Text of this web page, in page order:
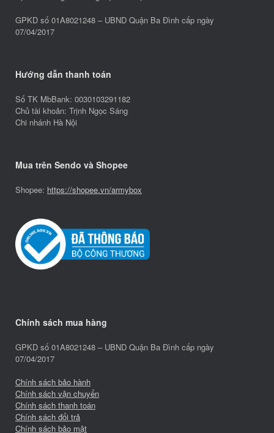
GPKD số 01A8021248 – UBND Quận Ba Đình cấp ngày
07/04/2017
Hướng dẫn thanh toán
Số TK MbBank: 0030103291182
Chủ tài khoản: Trịnh Ngọc Sáng
Chi nhánh Hà Nội
Mua trên Sendo và Shopee
Shopee: https://shopee.vn/armybox
Chính sách mua hàng
GPKD số 01A8021248 – UBND Quận Ba Đình cấp ngày
07/04/2017
Chính sách bảo hành
Chính sách vận chuyển
Chính sách thanh toán
Chính sách đổi trả
Chính sách bảo mật